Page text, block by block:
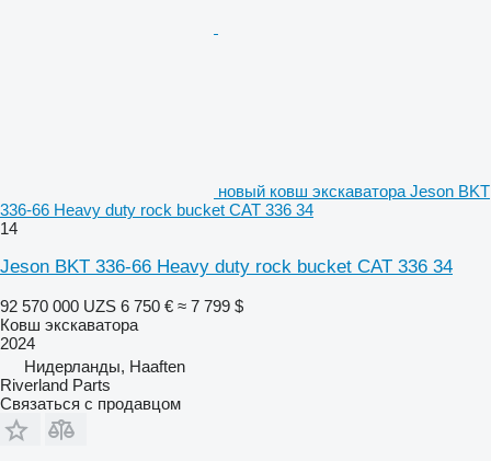
новый ковш экскаватора Jeson BKT
336-66 Heavy duty rock bucket CAT 336 34
14
Jeson BKT 336-66 Heavy duty rock bucket CAT 336 34
92 570 000 UZS 6 750 € ≈ 7 799 $
Ковш экскаватора
2024
Нидерланды, Haaften
Riverland Parts
Связаться с продавцом